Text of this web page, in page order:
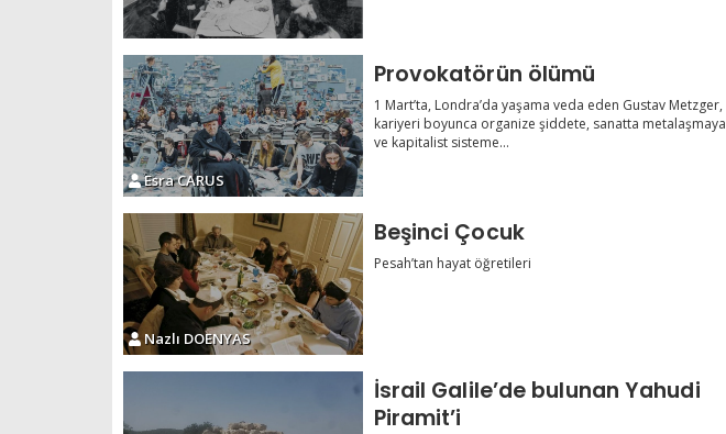
Esra CARUS
Provokatörün ölümü
1 Mart’ta, Londra’da yaşama veda eden Gustav Metzger,
kariyeri boyunca organize şiddete, sanatta metalaşmaya
ve kapitalist sisteme...
Nazlı DOENYAS
Beşinci Çocuk
Pesah’tan hayat öğretileri
İsrail Galile’de bulunan Yahudi
Piramit’i